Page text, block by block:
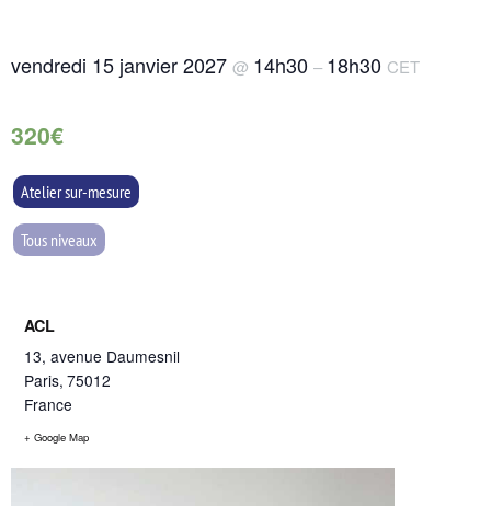
vendredi 15 janvier 2027 @ 14h30 – 18h30 CET
320€
Atelier sur-mesure
Tous niveaux
ACL
13, avenue Daumesnil
Paris, 75012
France
+ Google Map